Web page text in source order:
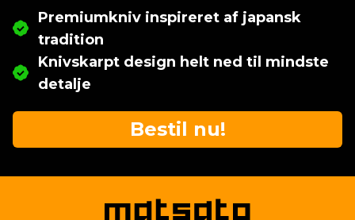
Premiumkniv inspireret af japansk
tradition
Knivskarpt design helt ned til mindste
detalje
Bestil nu!